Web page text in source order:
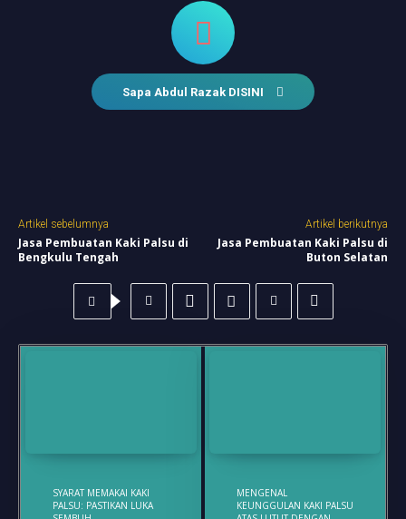
Sapa Abdul Razak DISINI
Artikel sebelumnya
Jasa Pembuatan Kaki Palsu di
Bengkulu Tengah
Artikel berikutnya
Jasa Pembuatan Kaki Palsu di
Buton Selatan
SYARAT MEMAKAI KAKI
PALSU: PASTIKAN LUKA
MENGENAL
KEUNGGULAN KAKI PALSU